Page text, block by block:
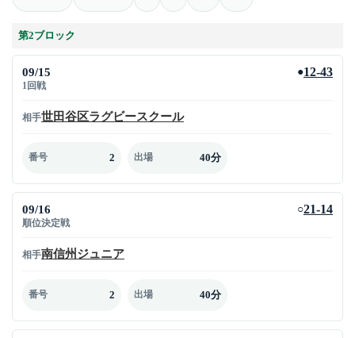
第2ブロック
09/15
1回戦
●12-43
相手世田谷区ラグビースクール
番号 2 出場 40分
09/16
順位決定戦
○21-14
相手南信州ジュニア
番号 2 出場 40分